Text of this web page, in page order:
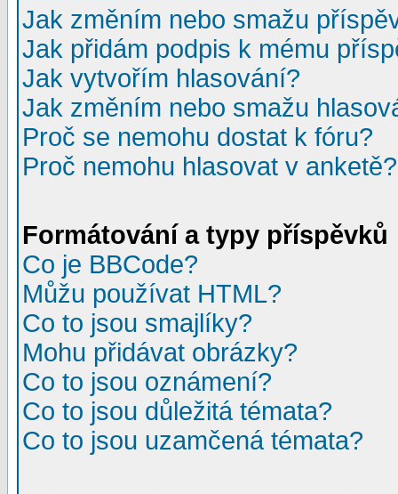
Jak změním nebo smažu
Jak přidám podpis k mému
Jak vytvořím hlasování?
Jak změním nebo smažu
Proč se nemohu dostat k fóru?
Proč nemohu hlasovat v anketě?
Formátování a typy příspěvků
Co je BBCode?
Můžu používat HTML?
Co to jsou smajlíky?
Mohu přidávat obrázky?
Co to jsou oznámení?
Co to jsou důležitá témata?
Co to jsou uzamčená témata?